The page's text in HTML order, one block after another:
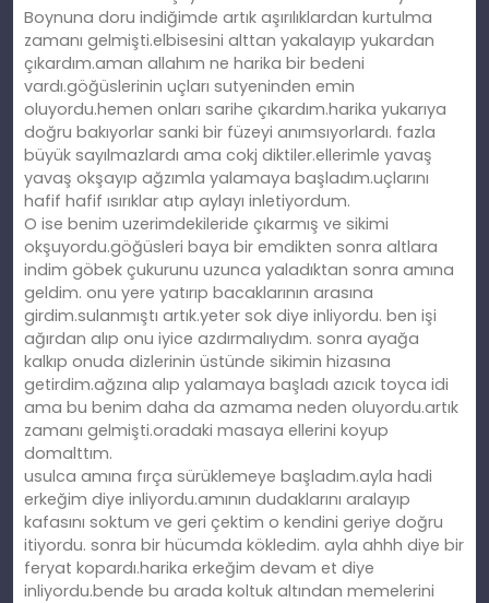
Boynuna doru indiğimde artık aşırılıklardan kurtulma
zamanı gelmişti.elbisesini alttan yakalayıp yukardan
çıkardım.aman allahım ne harika bir bedeni
vardı.göğüslerinin uçları sutyeninden emin
oluyordu.hemen onları sarihe çıkardım.harika yukarıya
doğru bakıyorlar sanki bir füzeyi anımsıyorlardı. fazla
büyük sayılmazlardı ama cokj diktiler.ellerimle yavaş
yavaş okşayıp ağzımla yalamaya başladım.uçlarını
hafif hafif ısırıklar atıp aylayı inletiyordum.
O ise benim uzerimdekileride çıkarmış ve sikimi
okşuyordu.göğüsleri baya bir emdikten sonra altlara
indim göbek çukurunu uzunca yaladıktan sonra amına
geldim. onu yere yatırıp bacaklarının arasına
girdim.sulanmıştı artık.yeter sok diye inliyordu. ben işi
ağırdan alıp onu iyice azdırmalıydım. sonra ayağa
kalkıp onuda dizlerinin üstünde sikimin hizasına
getirdim.ağzına alıp yalamaya başladı azıcık toyca idi
ama bu benim daha da azmama neden oluyordu.artık
zamanı gelmişti.oradaki masaya ellerini koyup
domalttım.
usulca amına fırça sürüklemeye başladım.ayla hadi
erkeğim diye inliyordu.amının dudaklarını aralayıp
kafasını soktum ve geri çektim o kendini geriye doğru
itiyordu. sonra bir hücumda kökledim. ayla ahhh diye bir
feryat kopardı.harika erkeğim devam et diye
inliyordu.bende bu arada koltuk altından memelerini